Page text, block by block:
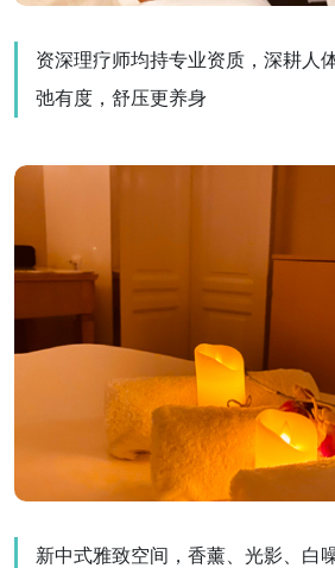
资深理疗师均持专业资质，深耕人
弛有度，舒压更养身
新中式雅致空间，香薰、光影、白